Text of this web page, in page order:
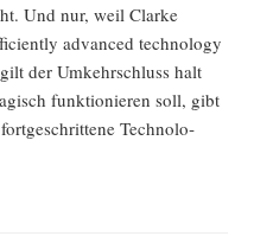
Und nur, weil Clar­ke
advan­ced tech­no­lo­gy
der Umkehr­schluss halt
funk­tio­nie­ren soll, gibt
Tech­no­lo­